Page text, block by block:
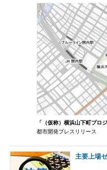
「（仮称）横浜山下町プロ
都市開発プレスリリース
主要上場